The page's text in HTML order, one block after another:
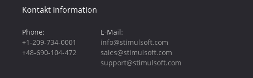
Kontakt information
Phone:
+1-209-734-0001
+48-690-104-472
E-Mail:
info@stimulsoft.com
sales@stimulsoft.com
support@stimulsoft.com